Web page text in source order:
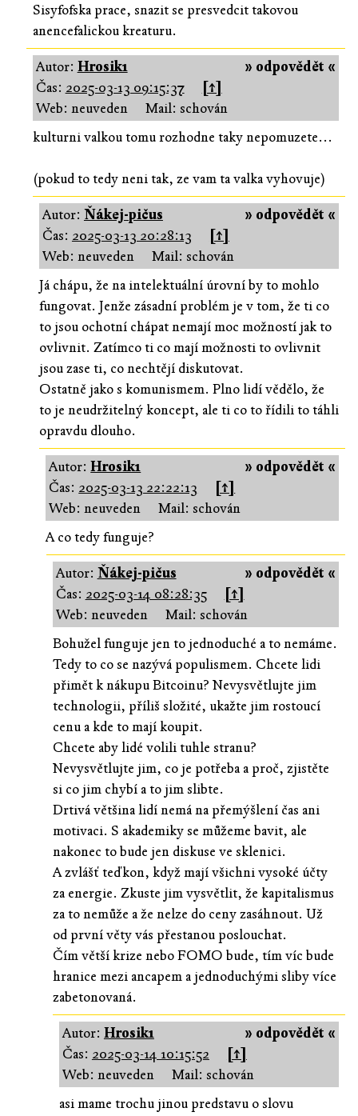
Sisyfofska prace, snazit se presvedcit takovou
anencefalickou kreaturu.
» odpovědět «
Autor: Hrosik1
Čas: 2025-03-13 09:15:37
[↑]
Web: neuveden
Mail: schován
kulturni valkou tomu rozhodne taky nepomuzete...
(pokud to tedy neni tak, ze vam ta valka vyhovuje)
» odpovědět «
Autor: Ňákej-pičus
Čas: 2025-03-13 20:28:13
[↑]
Web: neuveden
Mail: schován
Já chápu, že na intelektuální úrovní by to mohlo
fungovat. Jenže zásadní problém je v tom, že ti co
to jsou ochotní chápat nemají moc možností jak to
ovlivnit. Zatímco ti co mají možnosti to ovlivnit
jsou zase ti, co nechtějí diskutovat.
Ostatně jako s komunismem. Plno lidí vědělo, že
to je neudržitelný koncept, ale ti co to řídili to táhli
opravdu dlouho.
» odpovědět «
Autor:Hrosik1
Čas: 2025-03-13 22:22:13
[↑]
Web: neuveden
Mail: schován
A co tedy funguje?
» odpovědět «
Autor: Ňákej-pičus
Čas: 2025-03-14 08:28:35
[↑]
Web: neuveden
Mail: schován
Bohužel funguje jen to jednoduché a to nemáme.
Tedy to co se nazývá populismem. Chcete lidi
přimět k nákupu Bitcoinu? Nevysvětlujte jim
technologii, příliš složité, ukažte jim rostoucí
cenu a kde to mají koupit.
Chcete aby lidé volili tuhle stranu?
Nevysvětlujte jim, co je potřeba a proč, zjistěte
si co jim chybí a to jim slibte.
Drtivá většina lidí nemá na přemýšlení čas ani
motivaci. S akademiky se můžeme bavit, ale
nakonec to bude jen diskuse ve sklenici.
A zvlášť teďkon, když mají všichni vysoké účty
za energie. Zkuste jim vysvětlit, že kapitalismus
za to nemůže a že nelze do ceny zasáhnout. Už
od první věty vás přestanou poslouchat.
Čím větší krize nebo FOMO bude, tím víc bude
hranice mezi ancapem a jednoduchými sliby více
zabetonovaná.
» odpovědět «
Autor: Hrosik1
Čas: 2025-03-14 10:15:52
[↑]
Web: neuveden
Mail: schován
asi mame trochu jinou predstavu o slovu